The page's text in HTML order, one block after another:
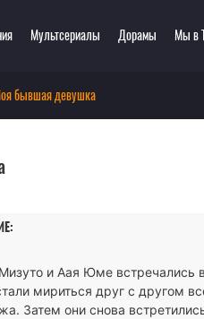
Приключения
Школа
Игры
Мультсериалы
Смотреть онлайн
Дорамы Мы в
бывшая девушка
и Аая Юме встречались
мириться друг с другом
Затем они снова